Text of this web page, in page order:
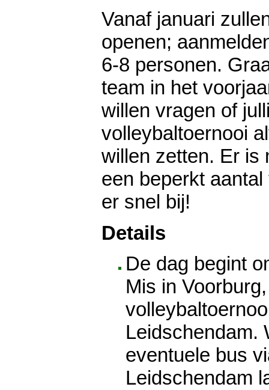
Vanaf januari
openen;
6-8 personen.
team in het
willen vragen of
volleybaltoernooi
willen zetten. Er is
een beperkt
er snel bij!
Details
De dag begint
Mis in
Leidschendam.
eventuele bus
Leidschendam